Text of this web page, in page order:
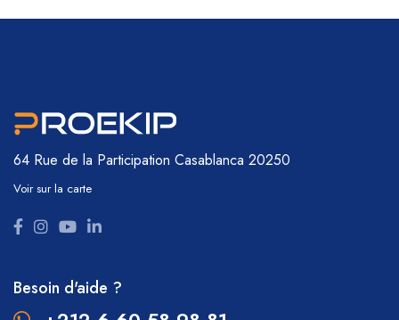
64 Rue de la Participation Casablanca 20250
Voir sur la carte
Besoin d'aide ?